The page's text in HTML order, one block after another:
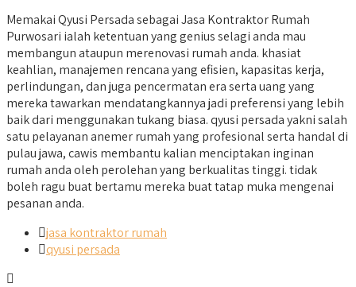
Memakai Qyusi Persada sebagai Jasa Kontraktor Rumah
Purwosari ialah ketentuan yang genius selagi anda mau
membangun ataupun merenovasi rumah anda. khasiat
keahlian, manajemen rencana yang efisien, kapasitas kerja,
perlindungan, dan juga pencermatan era serta uang yang
mereka tawarkan mendatangkannya jadi preferensi yang lebih
baik dari menggunakan tukang biasa. qyusi persada yakni salah
satu pelayanan anemer rumah yang profesional serta handal di
pulau jawa, cawis membantu kalian menciptakan inginan
rumah anda oleh perolehan yang berkualitas tinggi. tidak
boleh ragu buat bertamu mereka buat tatap muka mengenai
pesanan anda.
jasa kontraktor rumah
qyusi persada